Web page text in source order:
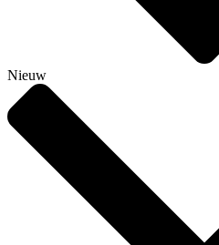
Nieuw